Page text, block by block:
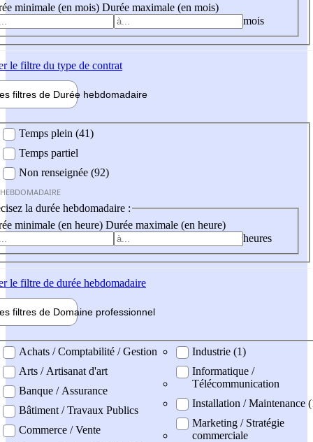
minimale (en mois) Durée maximale (en mois)
mois
le filtre du type de contrat
filtres de Durée hebdomadaire
Temps plein (41)
Temps partiel
Non renseignée (92)
la durée hebdomadaire :
minimale (en heure) Durée maximale (en heure)
heures
le filtre de durée hebdomadaire
filtres de Domaine professionnel
professionel
Achats / Comptabilité / Gestion
Arts / Artisanat d'art
Banque / Assurance
Bâtiment / Travaux Publics
Commerce / Vente
Industrie (1)
Informatique /
Télécommunication
Installation / Maintenance
Marketing / Stratégie
commerciale